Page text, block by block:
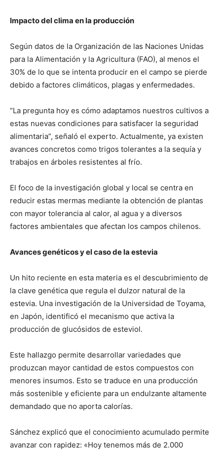
Impacto del clima en la producción
Según datos de la Organización de las Naciones Unidas
para la Alimentación y la Agricultura (FAO), al menos el
30% de lo que se intenta producir en el campo se pierde
debido a factores climáticos, plagas y enfermedades.
“La pregunta hoy es cómo adaptamos nuestros cultivos a
estas nuevas condiciones para satisfacer la seguridad
alimentaria”, señaló el experto. Actualmente, ya existen
avances concretos como trigos tolerantes a la sequía y
trabajos en árboles resistentes al frío.
El foco de la investigación global y local se centra en
reducir estas mermas mediante la obtención de plantas
con mayor tolerancia al calor, al agua y a diversos
factores ambientales que afectan los campos chilenos.
Avances genéticos y el caso de la estevia
Un hito reciente en esta materia es el descubrimiento de
la clave genética que regula el dulzor natural de la
estevia. Una investigación de la Universidad de Toyama,
en Japón, identificó el mecanismo que activa la
producción de glucósidos de esteviol.
Este hallazgo permite desarrollar variedades que
produzcan mayor cantidad de estos compuestos con
menores insumos. Esto se traduce en una producción
más sostenible y eficiente para un endulzante altamente
demandado que no aporta calorías.
Sánchez explicó que el conocimiento acumulado permite
avanzar con rapidez: «Hoy tenemos más de 2.000